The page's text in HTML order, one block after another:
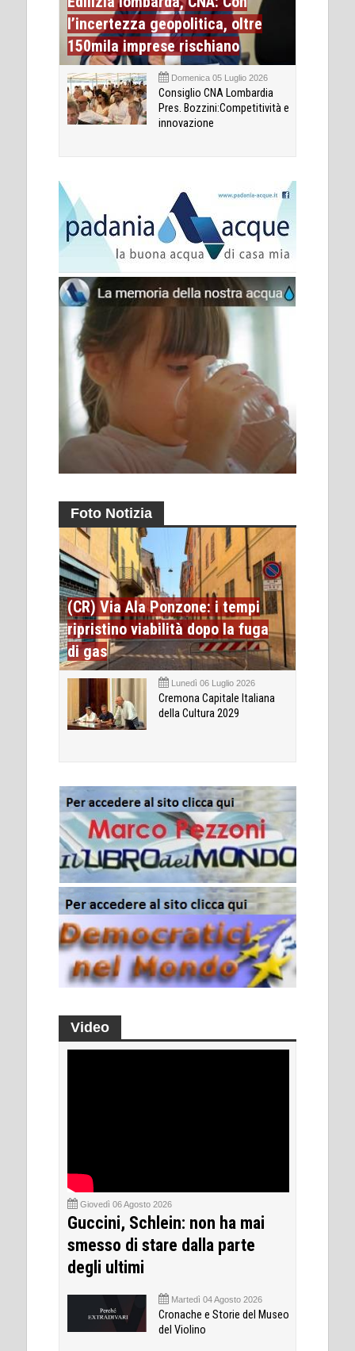
l’incertezza geopolitica, oltre
150mila imprese rischiano
Domenica 05 Luglio 2026
Consiglio CNA Lombardia
Pres. Bozzini:Competitività e
innovazione
Foto Notizia
(CR) Via Ala Ponzone: i tempi
ripristino viabilità dopo la fuga
di gas
Lunedì 06 Luglio 2026
Cremona Capitale Italiana
della Cultura 2029
Video
Giovedì 06 Agosto 2026
Guccini, Schlein: non ha mai
smesso di stare dalla parte
degli ultimi
Martedì 04 Agosto 2026
Cronache e Storie del Museo
del Violino